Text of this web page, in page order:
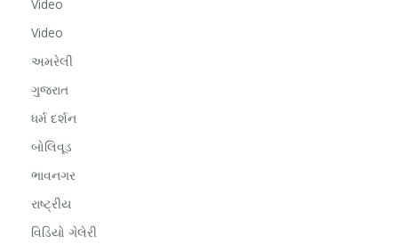
Video
Video
અમરેલી
ગુજરાત
ધર્મ દર્શન
બોલિવૂડ
ભાવનગર
રાષ્ટ્રીય
વિડિયો ગેલેરી